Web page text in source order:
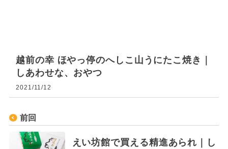
越前の幸 ほやっ停のへしこ山うにたこ焼き｜
しあわせな、おやつ
2021/11/12
前回
えい坊館で買える精進あられ｜し